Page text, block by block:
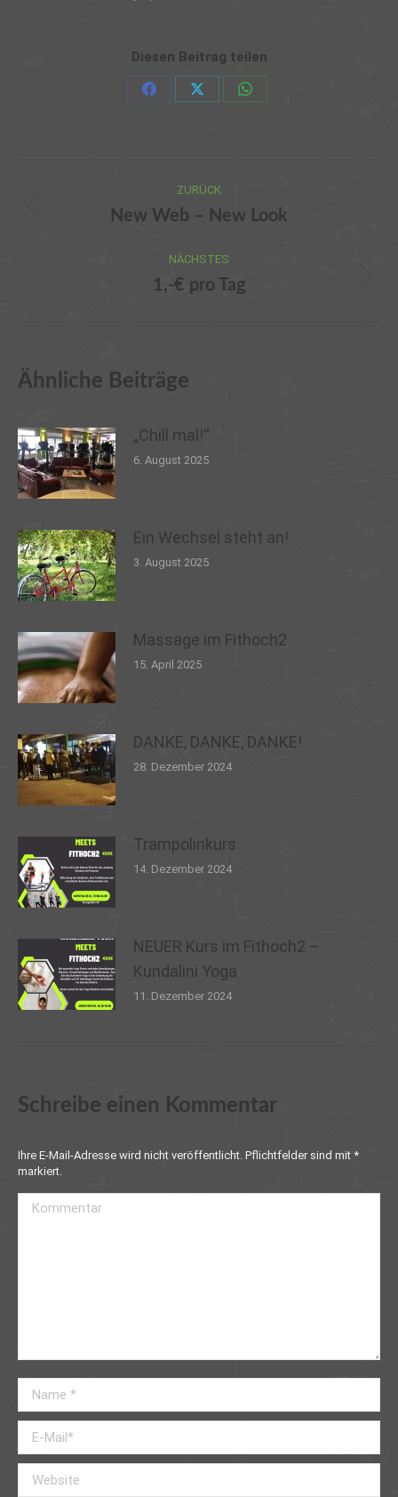
Diesen Beitrag teilen
Share
Share
Share
Kommentarnavigation
ZURÜCK
Vorheriger
New Web – New Look
NÄCHSTES
Nächster
1,-€ pro Tag
Ähnliche Beiträge
„Chill mal!“
6. August 2025
Ein Wechsel steht an!
3. August 2025
Massage im Fithoch2
15. April 2025
DANKE, DANKE, DANKE!
28. Dezember 2024
Trampolinkurs
14. Dezember 2024
NEUER Kurs im Fithoch2 –
Kundalini Yoga
11. Dezember 2024
Schreibe einen Kommentar
Ihre E-Mail-Adresse wird nicht veröffentlicht. Pflichtfelder sind mit *
markiert.
Kommentar
Name *
E-Mail *
Website